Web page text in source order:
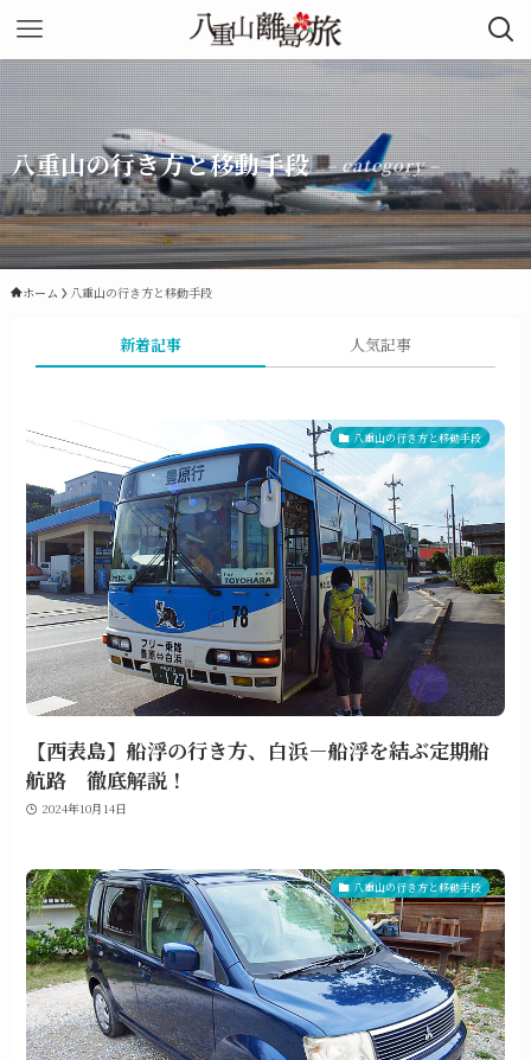
八重山の行き方と移動手段 – category –
ホーム 八重山の行き方と移動手段
新着記事 人気記事
八重山の行き方と移動手段
【西表島】船浮の行き方、白浜－船浮を結ぶ定期船
航路 徹底解説！
2024年10月14日
八重山の行き方と移動手段